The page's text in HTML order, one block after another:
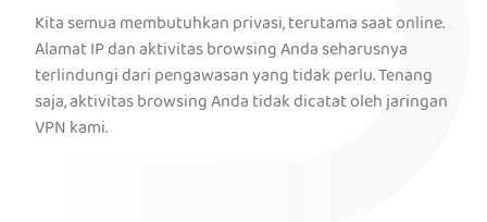
Kita semua membutuhkan privasi, terutama saat online.
Alamat IP dan aktivitas browsing Anda seharusnya
terlindungi dari pengawasan yang tidak perlu. Tenang
saja, aktivitas browsing Anda tidak dicatat oleh jaringan
VPN kami.